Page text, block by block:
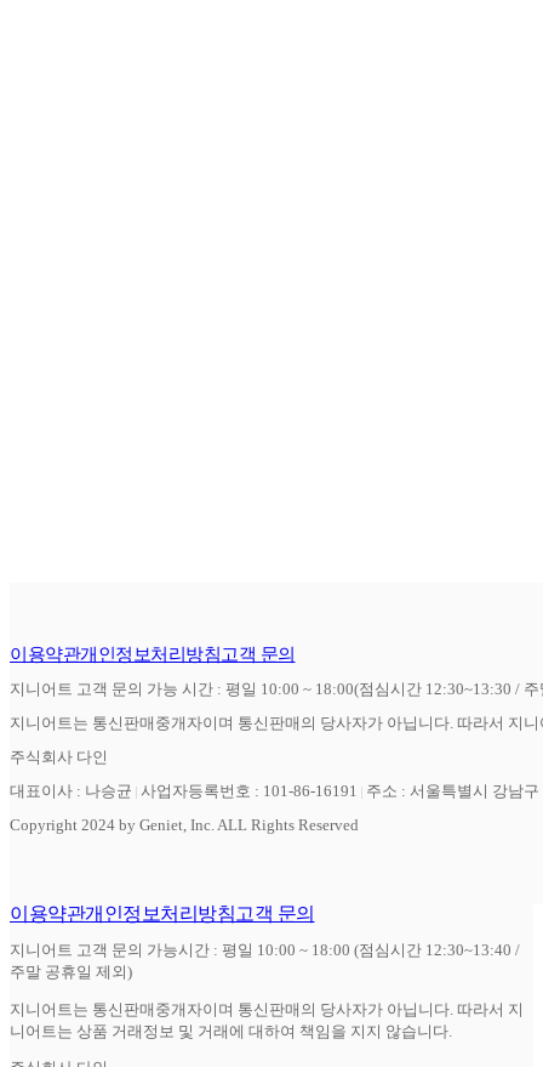
이용약관개인정보처리방침고객 문의
지니어트 고객 문의 가능 시간 : 평일 10:00 ~ 18:00(점심시간 12:30~13:30 /
지니어트는 통신판매중개자이며 통신판매의 당사자가 아닙니다. 따라서 지
주식회사 다인
대표이사 : 나승균 사업자등록번호 : 101-86-16191
주소 : 서울특별시 강남
Copyright 2024 by Geniet, Inc. ALL Rights Reserved
이용약관개인정보처리방침고객 문의
지니어트 고객 문의 가능시간 : 평일 10:00 ~ 18:00 (점심시간 12:30~13:40 /
주말 공휴일 제외)
지니어트는 통신판매중개자이며 통신판매의 당사자가 아닙니다. 따라서 지
니어트는 상품 거래정보 및 거래에 대하여 책임을 지지 않습니다.